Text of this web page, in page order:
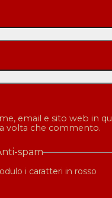
email e sito web in
volta che commento.
spam
i caratteri in rosso